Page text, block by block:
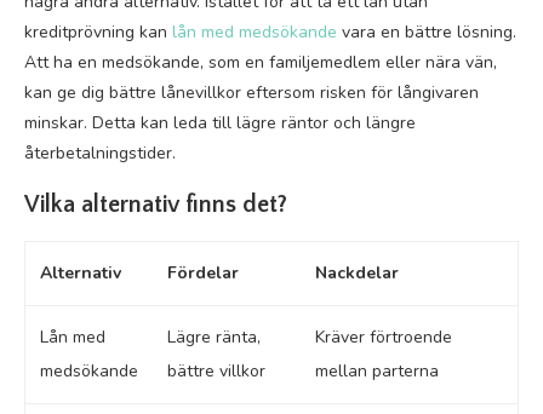
kreditprövning kan lån med medsökande vara en bättre lösning.
Att ha en medsökande, som en familjemedlem eller nära vän,
kan ge dig bättre lånevillkor eftersom risken för långivaren
minskar. Detta kan leda till lägre räntor och längre
återbetalningstider.
Vilka alternativ finns det?
Alternativ Fördelar Nackdelar
Lån med
medsökande
Lägre ränta,
bättre villkor
Kräver förtroende
mellan parterna